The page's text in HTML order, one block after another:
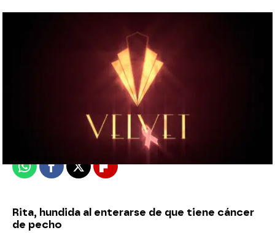
08 de junio de 2018, 15:53
WhatsappFacebook
X Flipboard
Rita, hundida al enterarse de que tiene cáncer
de pecho